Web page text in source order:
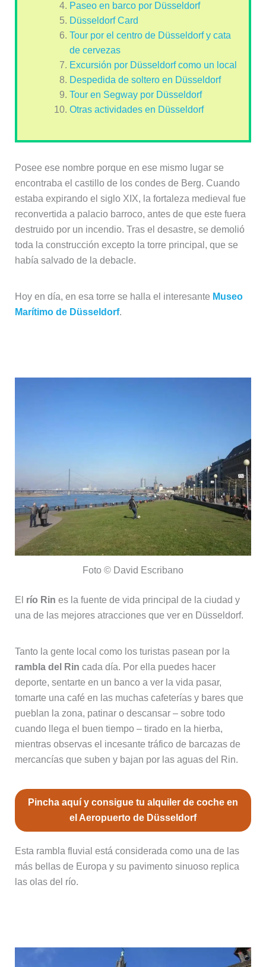
Paseo en barco por Düsseldorf
Düsseldorf Card
Tour por el centro de Düsseldorf y cata
de cervezas
Excursión por Düsseldorf como un local
Despedida de soltero en Düsseldorf
Tour en Segway por Düsseldorf
Otras actividades en Düsseldorf
Posee ese nombre porque en ese mismo lugar se
encontraba el castillo de los condes de Berg. Cuando
estaba expirando el siglo XIX, la fortaleza medieval fue
reconvertida a palacio barroco, antes de que este fuera
destruido por un incendio. Tras el desastre, se demolió
toda la construcción excepto la torre principal, que se
había salvado de la debacle.
Hoy en día, en esa torre se halla el interesante Museo
Marítimo de Düsseldorf.
Foto © David Escribano
El río Rin es la fuente de vida principal de la ciudad y
una de las mejores atracciones que ver en Düsseldorf.
Tanto la gente local como los turistas pasean por la
rambla del Rin cada día. Por ella puedes hacer
deporte, sentarte en un banco a ver la vida pasar,
tomarte una café en las muchas cafeterías y bares que
pueblan la zona, patinar o descansar – sobre todo
cuando llega el buen tiempo – tirado en la hierba,
mientras observas el incesante tráfico de barcazas de
mercancías que suben y bajan por las aguas del Rin.
Pincha aquí y consigue tu alquiler de coche en
el Aeropuerto de Düsseldorf
Esta rambla fluvial está considerada como una de las
más bellas de Europa y su pavimento sinuoso replica
las olas del río.